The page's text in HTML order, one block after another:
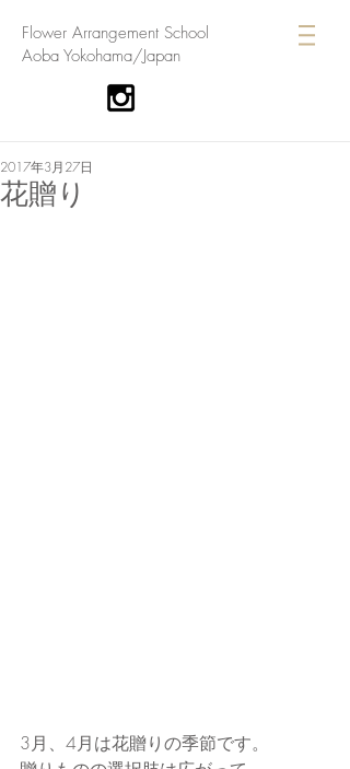
​Flower Arrangement School
Aoba Yokohama/Japan
花贈り
2017年3月27日
3月、4月は花贈りの季節です。